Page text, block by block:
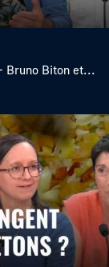
Bruno Biton et...